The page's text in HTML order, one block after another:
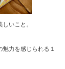
いこと。
力を感じられる１